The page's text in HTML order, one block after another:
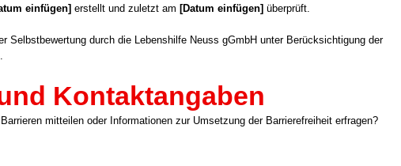
ein­fü­gen] erstellt und zuletzt am [Datum ein­fü­gen] über­prüft.
Selbst­be­wer­tung durch die Lebens­hil­fe Neuss gGmbH unter Berück­sich­ti­gung der
Kontaktangaben
mit­tei­len oder Infor­ma­tio­nen zur Umset­zung der Bar­rie­re­frei­heit erfra­gen?